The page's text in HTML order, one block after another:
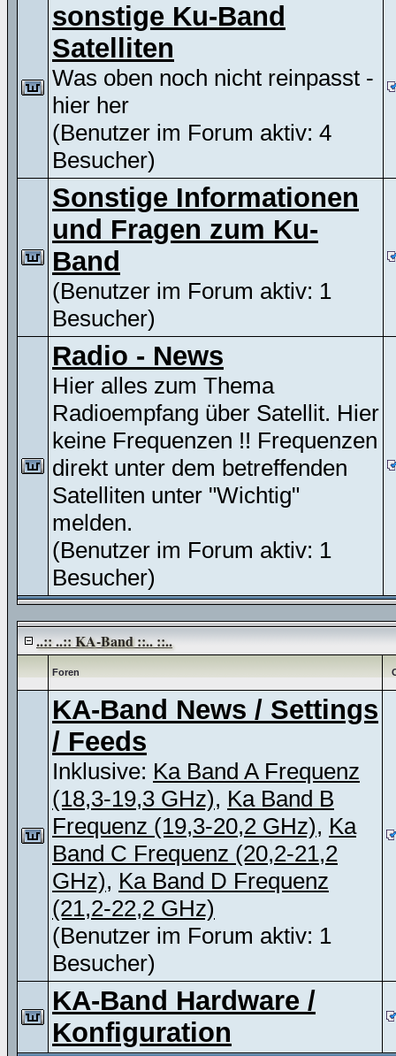
sonstige Ku-Band
Satelliten
Was oben noch nicht reinpasst -
hier her
(Benutzer im Forum aktiv: 4
Besucher)
Sonstige Informationen
und Fragen zum Ku-
Band
(Benutzer im Forum aktiv: 1
Besucher)
Radio - News
Hier alles zum Thema
Radioempfang über Satellit. Hier
keine Frequenzen !! Frequenzen
direkt unter dem betreffenden
Satelliten unter "Wichtig"
melden.
(Benutzer im Forum aktiv: 1
Besucher)
..:: ..:: KA-Band ::.. ::..
Foren
KA-Band News / Settings
/ Feeds
Inklusive: Ka Band A Frequenz
(18,3-19,3 GHz), Ka Band B
Frequenz (19,3-20,2 GHz), Ka
Band C Frequenz (20,2-21,2
GHz), Ka Band D Frequenz
(21,2-22,2 GHz)
(Benutzer im Forum aktiv: 1
Besucher)
KA-Band Hardware /
Konfiguration